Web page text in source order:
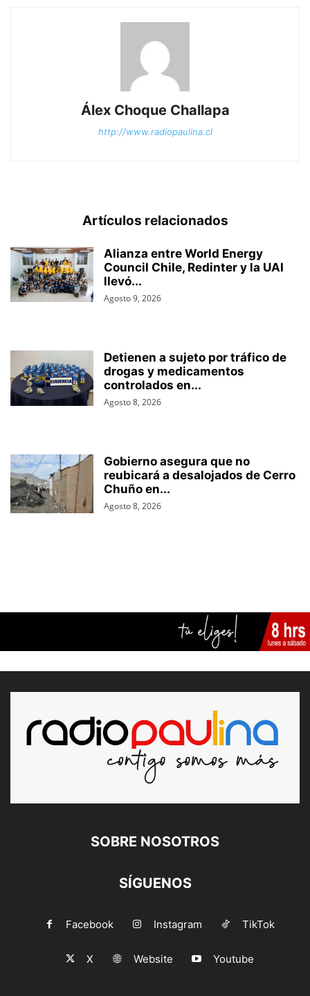
Álex Choque Challapa
http://www.radiopaulina.cl
Artículos relacionados
Alianza entre World Energy
Council Chile, Redinter y la UAI
llevó...
Agosto 9, 2026
Detienen a sujeto por tráfico de
drogas y medicamentos
controlados en...
Agosto 8, 2026
Gobierno asegura que no
reubicará a desalojados de Cerro
Chuño en...
Agosto 8, 2026
SOBRE NOSOTROS
SÍGUENOS
Facebook Instagram TikTok
X Website Youtube